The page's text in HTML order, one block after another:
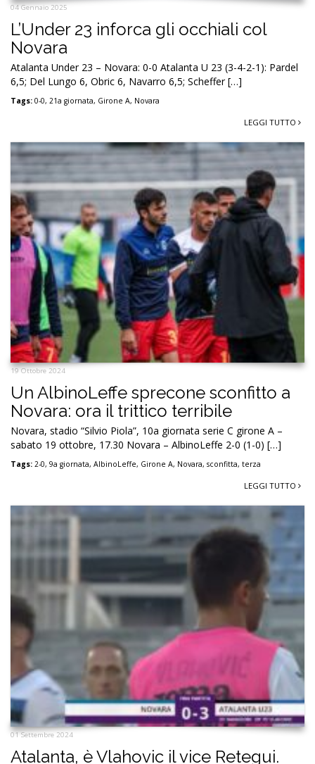
04 Gennaio 2025
L’Under 23 inforca gli occhiali col
Novara
Atalanta Under 23 – Novara: 0-0 Atalanta U 23 (3-4-2-1): Pardel
6,5; Del Lungo 6, Obric 6, Navarro 6,5; Scheffer […]
Tags: 0-0, 21a giornata, Girone A, Novara
LEGGI TUTTO
19 Ottobre 2024
Un AlbinoLeffe sprecone sconfitto a
Novara: ora il trittico terribile
Novara, stadio “Silvio Piola”, 10a giornata serie C girone A –
sabato 19 ottobre, 17.30 Novara – AlbinoLeffe 2-0 (1-0) […]
Tags: 2-0, 9a giornata, AlbinoLeffe, Girone A, Novara, sconfitta, terza
LEGGI TUTTO
01 Settembre 2024
Atalanta, è Vlahovic il vice Retegui.